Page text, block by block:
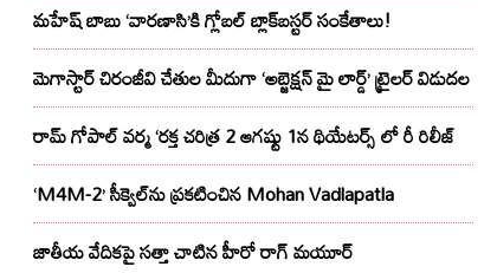
మహేష్ బాబు ‘వారణాసి’కి గ్లోబల్ బ్లాక్‌బస్టర్ సంకేతాలు!
మెగాస్టార్ చిరంజీవి చేతుల మీదుగా ‘అబ్జెక్ష‌న్ మై లార్డ్‌’ ట్రైల‌ర్ విడుద‌ల
రామ్ గోపాల్ వర్మ ‘రక్త చరిత్ర 2 ఆగష్టు 1న థియేటర్స్ లో రీ రిలీజ్
‘M4M-2’ సీక్వెల్‌ను ప్రకటించిన Mohan Vadlapatla
జాతీయ వేదికపై సత్తా చాటిన హీరో రాగ్ మయూర్‌